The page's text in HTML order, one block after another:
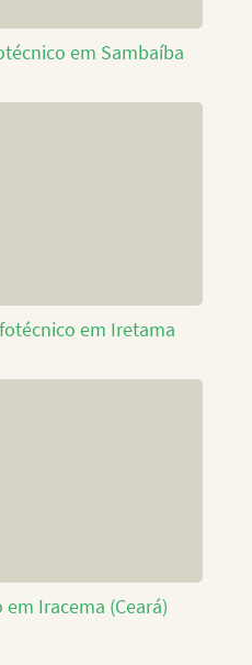
em Sambaíba
em Iretama
Iracema (Ceará)